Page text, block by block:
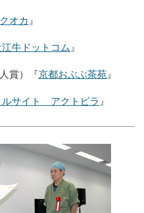
オカ 』
牛ドットコム 』
賞）『京都おぶぶ茶苑』
ルサイト アクトビラ 』